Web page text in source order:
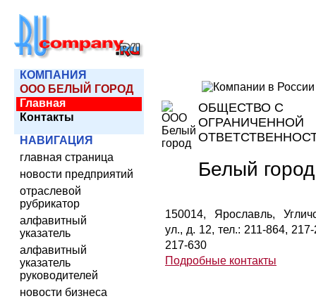
КОМПАНИЯ
ООО БЕЛЫЙ ГОРОД
Главная
Контакты
НАВИГАЦИЯ
главная страница
новости предприятий
отраслевой
рубрикатор
алфавитный
указатель
алфавитный
указатель
руководителей
новости бизнеса
ОБЩЕСТВО С
ОГРАНИЧЕННОЙ
Белый город
150014, Ярославль,
ул., д. 12, тел.: 211-864,
217-630
Подробные контакты